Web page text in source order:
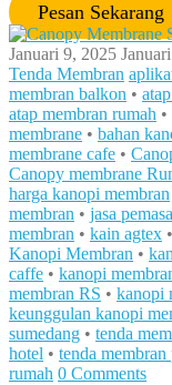
Pesan Sekarang
Januari 9, 2025
Tenda Membran
membran balkon •
atap membran rumah •
membrane • bahan
membrane cafe •
Canopy membrane
harga kanopi membran
membran • jasa
membran • kain agtex •
Kanopi Membran •
caffe • kanopi
membran RS • kanopi
keunggulan kanopi
sumedang • tenda
hotel • tenda
rumah 0 Comments